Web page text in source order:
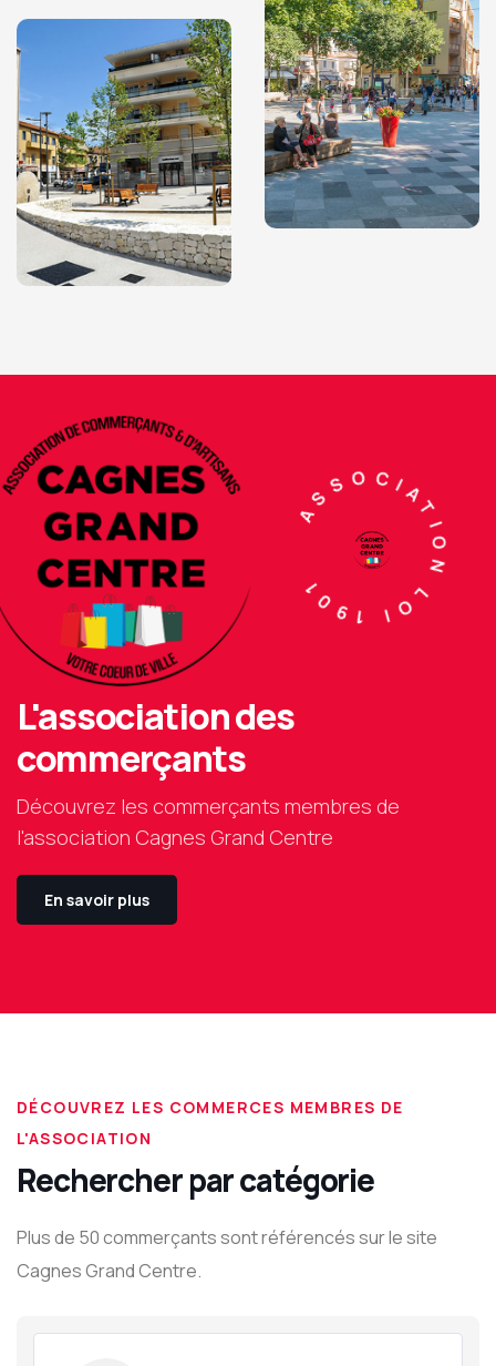
ASSOCIATION LOI 1901
L'association des
commerçants
Découvrez les commerçants membres de
l'association Cagnes Grand Centre
En savoir plus
DÉCOUVREZ LES COMMERCES MEMBRES DE
L'ASSOCIATION
Rechercher par catégorie
Plus de 50 commerçants sont référencés sur le site
Cagnes Grand Centre.